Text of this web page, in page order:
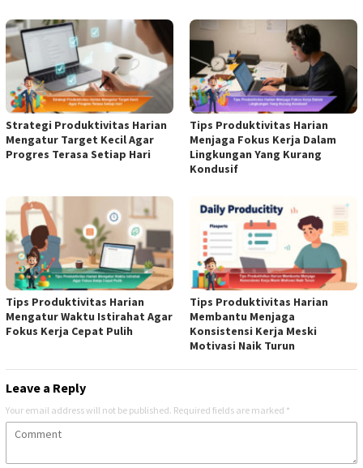
Strategi Produktivitas Harian
Mengatur Target Kecil Agar
Progres Terasa Setiap Hari
Tips Produktivitas Harian
Menjaga Fokus Kerja Dalam
Lingkungan Yang Kurang
Kondusif
Tips Produktivitas Harian
Mengatur Waktu Istirahat Agar
Fokus Kerja Cepat Pulih
Tips Produktivitas Harian
Membantu Menjaga
Konsistensi Kerja Meski
Motivasi Naik Turun
Leave a Reply
Your email address will not be published. Required fields are marked *